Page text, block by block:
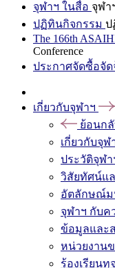
จุฬาฯ ในสื่อ จุฬา
ปฏิทินกิจกรรม ป
The 166th
Conference
ประกาศจัดซื้อจัด
เกี่ยวกับจุฬาฯ
ย้อนก
เกี่ยวกับจุฬ
ประวัติจุฬา
วิสัยทัศน์แ
อัตลักษณ์ม
จุฬาฯ กับค
ข้อมูลและ
หน่วยงาน
ร้องเรียน